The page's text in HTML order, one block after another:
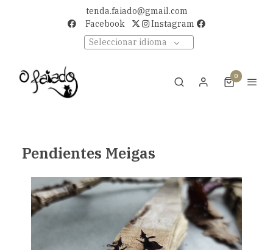
tenda.faiado@gmail.com
Facebook
Instagram
Seleccionar idioma
0
Pendientes Meigas